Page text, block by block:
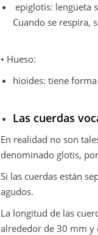
epiglotis: lengüeta
Cuando se respira,
• Hueso:
hioides: tiene
Las cuerdas
En realidad no son
denominado glotis,
Si las cuerdas están
agudos.
La longitud de las
alrededor de 30 mm y